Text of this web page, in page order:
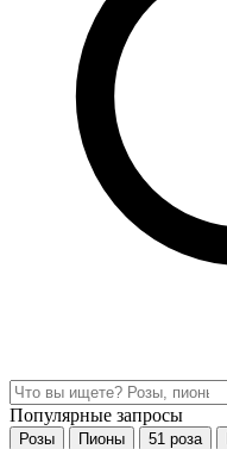
Популярные запросы
Розы Пионы 51 роза